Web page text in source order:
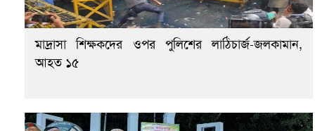
মাদ্রাসা শিক্ষকদের ওপর পুলিশের লাঠিচার্জ-জলকামান,
আহত ১৫